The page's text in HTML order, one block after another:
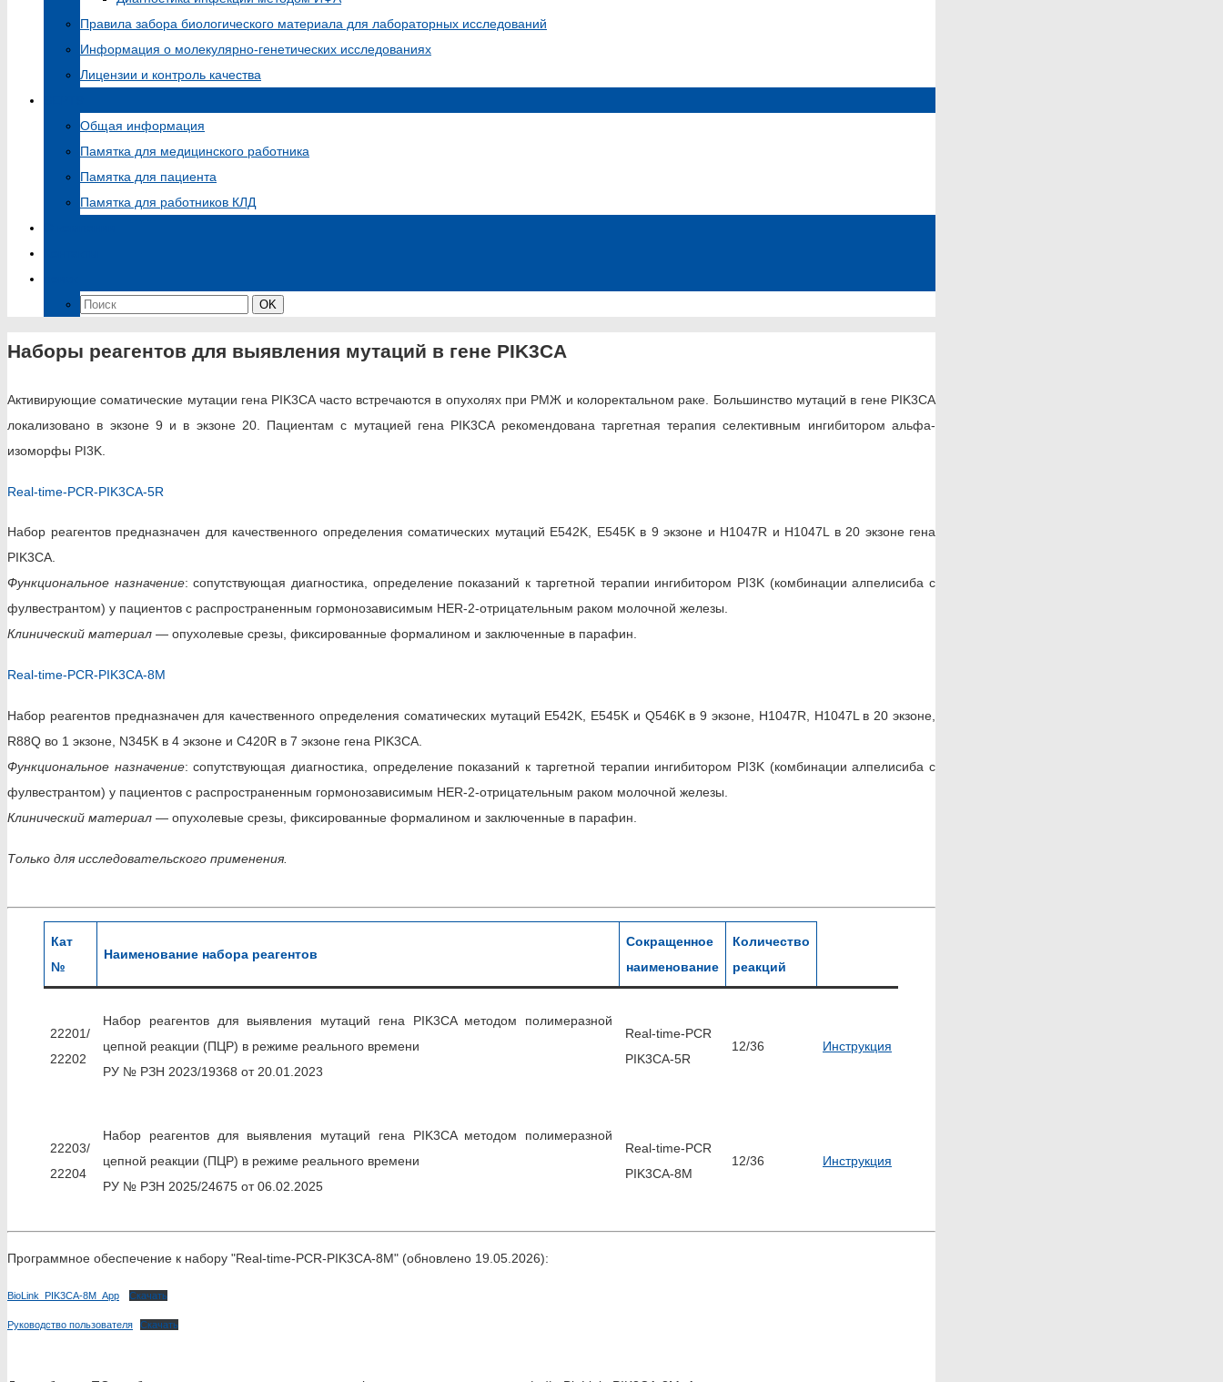
Правила забора биологического материала для лабораторных исследований
Информация о молекулярно-генетических исследованиях
Лицензии и контроль качества
Общая информация
Памятка для медицинского работника
Памятка для пациента
Памятка для работников КЛД
Найти:
Поиск
OK
Наборы реагентов для выявления мутаций в гене PIK3CA
Активирующие соматические мутации гена PIK3CA часто встречаются в опухолях при РМЖ и колоректальном раке. Большинство мутаций в гене PIK3CA
локализовано в экзоне 9 и в экзоне 20. Пациентам с мутацией гена PIK3CA рекомендована таргетная терапия селективным ингибитором альфа-
изоморфы PI3K.
Real-time-PCR-PIK3CA-5R
Набор реагентов предназначен для качественного определения соматических мутаций E542K, E545K в 9 экзоне и H1047R и H1047L в 20 экзоне гена
PIK3CA.
Функциональное назначение: сопутствующая диагностика, определение показаний к таргетной терапии ингибитором PI3K (комбинации алпелисиба с
фулвестрантом) у пациентов с распространенным гормонозависимым HER-2-отрицательным раком молочной железы.
Клинический материал — опухолевые срезы, фиксированные формалином и заключенные в парафин.
Real-time-PCR-PIK3CA-8M
Набор реагентов предназначен для качественного определения соматических мутаций E542K, E545K и Q546K в 9 экзоне, H1047R, H1047L в 20 экзоне,
R88Q во 1 экзоне, N345K в 4 экзоне и C420R в 7 экзоне гена PIK3CA.
Функциональное назначение: сопутствующая диагностика, определение показаний к таргетной терапии ингибитором PI3K (комбинации алпелисиба с
фулвестрантом) у пациентов с распространенным гормонозависимым HER-2-отрицательным раком молочной железы.
Клинический материал — опухолевые срезы, фиксированные формалином и заключенные в парафин.
Только для исследовательского применения.
Кат
№
Наименование набора реагентов
Сокращенное
наименование
Количество
реакций
22201/
22202
Набор реагентов для выявления мутаций гена PIK3CA методом полимеразной
цепной реакции (ПЦР) в режиме реального времени
РУ № РЗН 2023/19368 от 20.01.2023
Real-time-PCR
PIK3CA-5R
12/36 Инструкция
22203/
22204
Набор реагентов для выявления мутаций гена PIK3CA методом полимеразной
цепной реакции (ПЦР) в режиме реального времени
РУ № РЗН 2025/24675 от 06.02.2025
Real-time-PCR
PIK3CA-8M
12/36 Инструкция
Программное обеспечение к набору "Real-time-PCR-PIK3CA-8M" (обновлено 19.05.2026):
BioLink_PIK3CA-8M_App Скачать
Руководство пользователя Скачать